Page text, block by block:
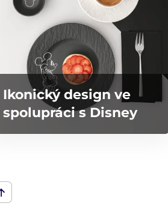
Ikonický design ve
spolupráci s Disney